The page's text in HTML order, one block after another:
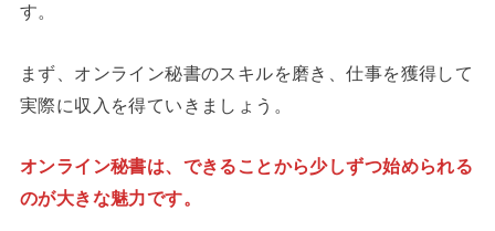
す。
まず、オンライン秘書のスキルを磨き、仕事を獲得して
実際に収入を得ていきましょう。
オンライン秘書は、できることから少しずつ始められる
のが大きな魅力です。